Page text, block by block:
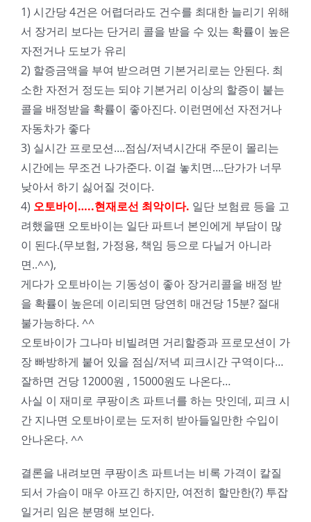
1) 시간당 4건은 어렵더라도 건수를 최대한 늘리기 위해
서 장거리 보다는 단거리 콜을 받을 수 있는 확률이 높은
자전거나 도보가 유리
2) 할증금액을 부여 받으려면 기본거리로는 안된다. 최
소한 자전거 정도는 되야 기본거리 이상의 할증이 붙는
콜을 배정받을 확률이 좋아진다. 이런면에선 자전거나
자동차가 좋다
3) 실시간 프로모션….점심/저녁시간대 주문이 몰리는
시간에는 무조건 나가준다. 이걸 놓치면….단가가 너무
낮아서 하기 싫어질 것이다.
4) 오토바이…..현재로선 최악이다. 일단 보험료 등을 고
려했을땐 오토바이는 일단 파트너 본인에게 부담이 많
이 된다.(무보험, 가정용, 책임 등으로 다닐거 아니라
면..^^),
게다가 오토바이는 기동성이 좋아 장거리콜을 배정 받
을 확률이 높은데 이리되면 당연히 매건당 15분? 절대
불가능하다. ^^
오토바이가 그나마 비빌려면 거리할증과 프로모션이 가
장 빠방하게 붙어 있을 점심/저녁 피크시간 구역이다…
잘하면 건당 12000원 , 15000원도 나온다…
사실 이 재미로 쿠팡이츠 파트너를 하는 맛인데, 피크 시
간 지나면 오토바이로는 도저히 받아들일만한 수입이
안나온다. ^^
결론을 내려보면 쿠팡이츠 파트너는 비록 가격이 칼질
되서 가슴이 매우 아프긴 하지만, 여전히 할만한(?) 투잡
일거리 임은 분명해 보인다.